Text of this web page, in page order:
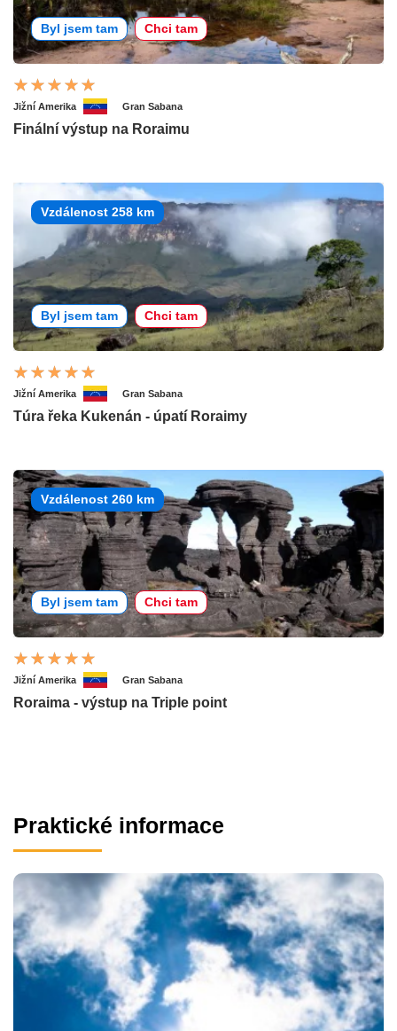
Byl jsem tam Chci tam
Jižní Amerika Gran Sabana
Finální výstup na Roraimu
Vzdálenost 258 km
Byl jsem tam Chci tam
Jižní Amerika Gran Sabana
Túra řeka Kukenán - úpatí Roraimy
Vzdálenost 260 km
Byl jsem tam Chci tam
Jižní Amerika Gran Sabana
Roraima - výstup na Triple point
Praktické informace